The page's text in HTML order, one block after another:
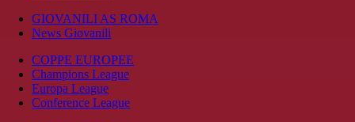
GIOVANILI AS ROMA
News Giovanili
COPPE EUROPEE
Champions League
Europa League
Conference League